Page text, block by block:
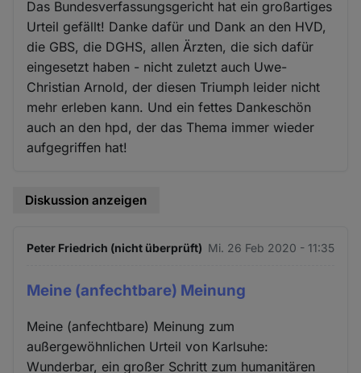
Das Bundesverfassungsgericht hat ein großartiges
Urteil gefällt! Danke dafür und Dank an den HVD,
die GBS, die DGHS, allen Ärzten, die sich dafür
eingesetzt haben - nicht zuletzt auch Uwe-
Christian Arnold, der diesen Triumph leider nicht
mehr erleben kann. Und ein fettes Dankeschön
auch an den hpd, der das Thema immer wieder
aufgegriffen hat!
Diskussion anzeigen
Peter Friedrich (nicht überprüft) Mi. 26 Feb 2020 - 11:35
Meine (anfechtbare) Meinung
Meine (anfechtbare) Meinung zum
außergewöhnlichen Urteil von Karlsuhe:
Wunderbar, ein großer Schritt zum humanitären